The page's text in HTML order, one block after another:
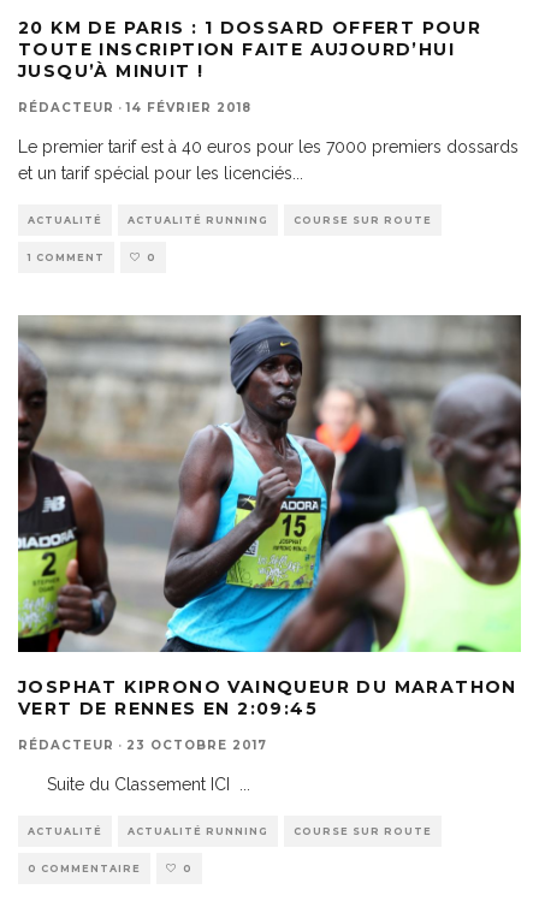
20 KM DE PARIS : 1 DOSSARD OFFERT POUR
TOUTE INSCRIPTION FAITE AUJOURD’HUI
JUSQU’À MINUIT !
RÉDACTEUR · 14 FÉVRIER 2018
Le premier tarif est à 40 euros pour les 7000 premiers dossards
et un tarif spécial pour les licenciés...
ACTUALITÉ ACTUALITÉ RUNNING COURSE SUR ROUTE
1 COMMENT 0
JOSPHAT KIPRONO VAINQUEUR DU MARATHON
VERT DE RENNES EN 2:09:45
RÉDACTEUR · 23 OCTOBRE 2017
Suite du Classement ICI
ACTUALITÉ ACTUALITÉ RUNNING COURSE SUR ROUTE
0 COMMENTAIRE 0